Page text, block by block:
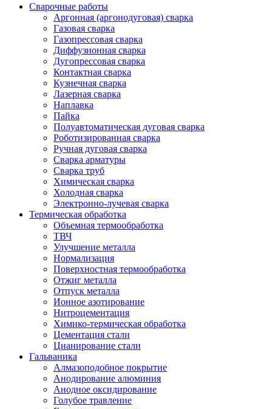
Сварочные работы
Аргонная (аргонодуговая) сварка
Газовая сварка
Газопрессовая сварка
Диффузионная сварка
Дугопрессовая сварка
Контактная сварка
Кузнечная сварка
Лазерная сварка
Наплавка
Пайка
Полуавтоматическая дуговая сварка
Роботизированная сварка
Ручная дуговая сварка
Сварка арматуры
Сварка труб
Химическая сварка
Холодная сварка
Электронно-лучевая сварка
Термическая обработка
Объемная термообработка
ТВЧ
Улучшение металла
Нормализация
Поверхностная термообработка
Отжиг металла
Отпуск металла
Ионное азотирование
Нитроцементация
Химико-термическая обработка
Цементация стали
Цианирование стали
Гальваника
Алмазоподобное покрытие
Анодирование алюминия
Анодное оксидирование
Голубое травление